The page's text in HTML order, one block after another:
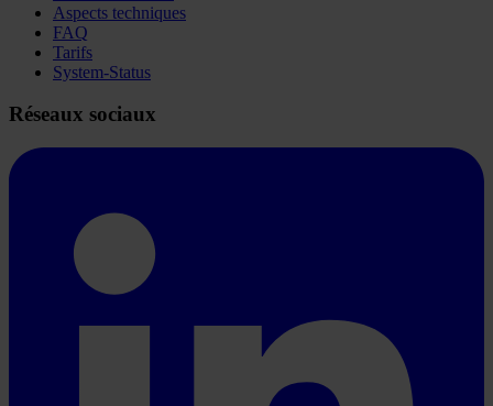
Aspects techniques
FAQ
Tarifs
System-Status
Réseaux sociaux